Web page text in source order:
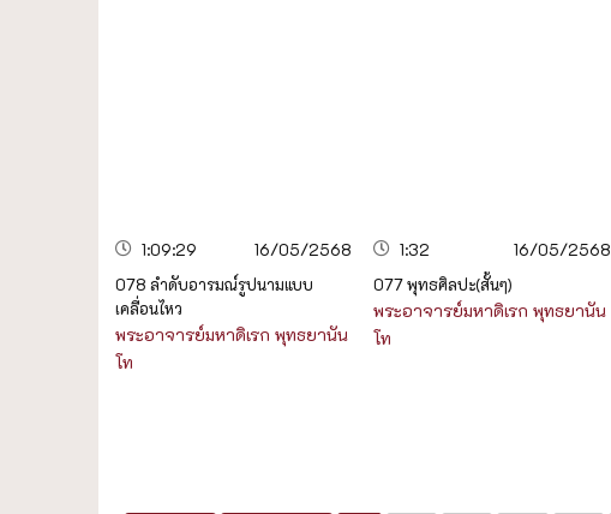
1:09:29
16/05/2568
078 ลำดับอารมณ์รูปนามแบบ
เคลื่อนไหว
พระอาจารย์มหาดิเรก พุทธยานัน
โท
1:32
16/05/2568
077 พุทธศิลปะ(สั้นๆ)
พระอาจารย์มหาดิเรก พุทธยานัน
โท